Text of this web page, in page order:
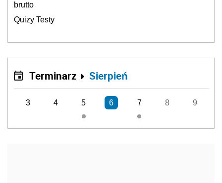
brutto
Quizy Testy
Terminarz Sierpień
3 4 5 6 7 8 9